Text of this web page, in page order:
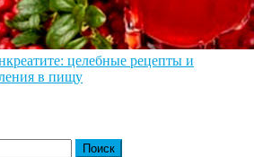
целебные рецепты и
в пищу